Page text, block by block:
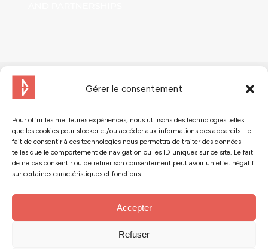
Gérer le consentement
Pour offrir les meilleures expériences, nous utilisons des technologies telles
que les cookies pour stocker et/ou accéder aux informations des appareils. Le
fait de consentir à ces technologies nous permettra de traiter des données
telles que le comportement de navigation ou les ID uniques sur ce site. Le fait
de ne pas consentir ou de retirer son consentement peut avoir un effet négatif
sur certaines caractéristiques et fonctions.
Accepter
Refuser
Contactez-nous
Suivez-nous :
© 2024 - Action Tank